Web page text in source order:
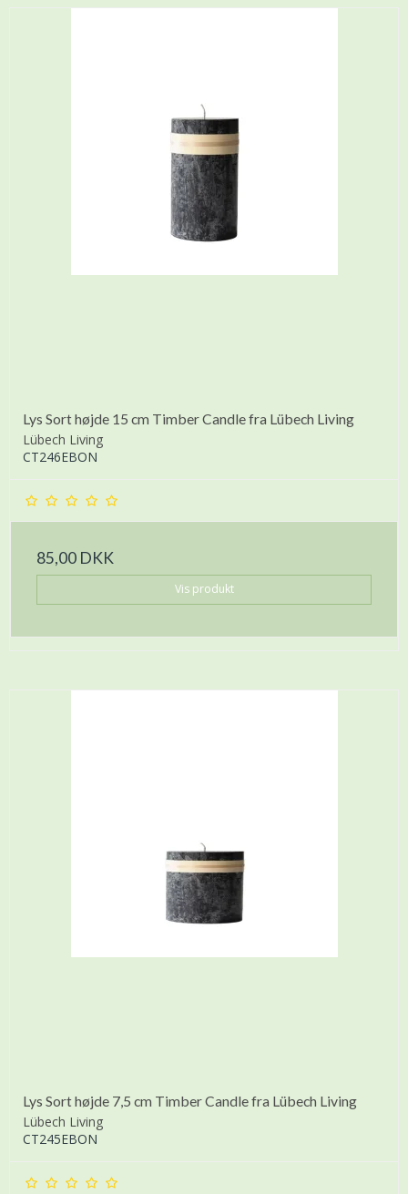
Lys Sort højde 15 cm Timber Candle fra Lübech Living
Lübech Living
CT246EBON
85,00 DKK
Vis produkt
Lys Sort højde 7,5 cm Timber Candle fra Lübech Living
Lübech Living
CT245EBON